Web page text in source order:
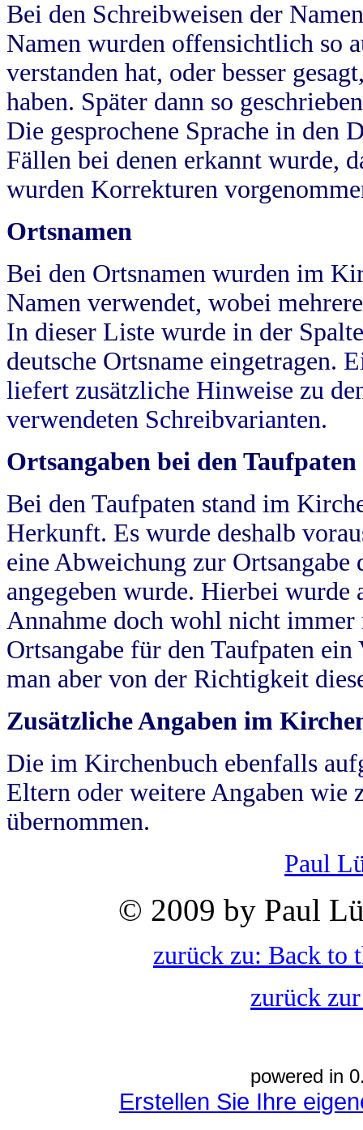
Bei den Schreibweisen der
Namen wurden offensichtlich so
verstanden hat, oder besser
haben. Später dann so
Die gesprochene Sprache in
Fällen bei denen erkannt wurde,
wurden Korrekturen
Ortsnamen
Bei den Ortsnamen wurden im
Namen verwendet, wobei
In dieser Liste wurde in der
deutsche Ortsname eingetragen.
liefert zusätzliche Hinweise zu
verwendeten Schreibvarianten.
Ortsangaben bei den Taufpaten
Bei den Taufpaten stand im
Herkunft. Es wurde deshalb
eine Abweichung zur
angegeben wurde. Hierbei wurde
Annahme doch wohl nicht
Ortsangabe für den Taufpaten
man aber von der Richtigkeit
Zusätzliche Angaben im
Die im Kirchenbuch ebenfalls
Eltern oder weitere Angaben wie
übernommen.
Paul
© 2009 by Paul
zurück zu: Back to
zurück
powered in
Erstellen Sie Ihre